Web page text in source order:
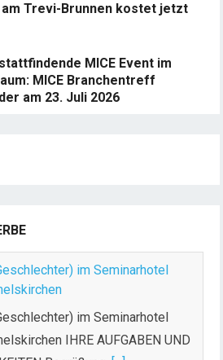
am Trevi-Brunnen kostet jetzt
MICE Event im
MICE Branchentreff
am 23. Juli 2026
im Seminarhotel
im Seminarhotel
IHRE AUFGABEN UND